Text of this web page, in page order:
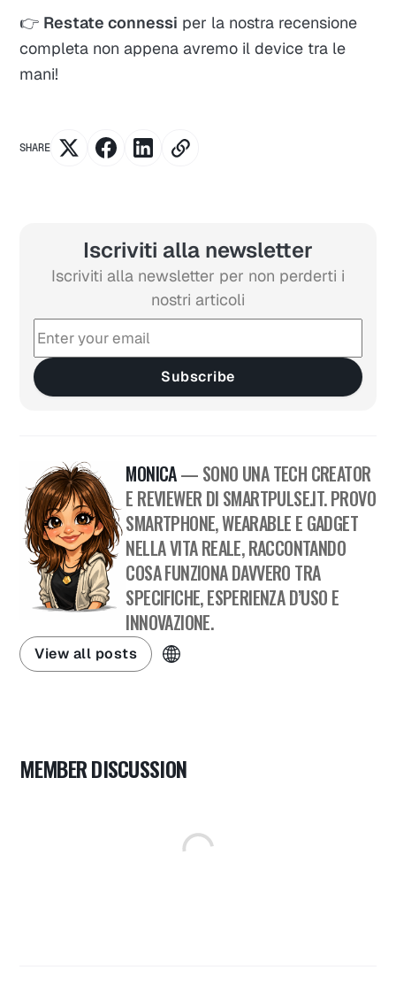
👉 Restate connessi per la nostra recensione
completa non appena avremo il device tra le
mani!
SHARE
Iscriviti alla newsletter
Iscriviti alla newsletter per non perderti i
nostri articoli
Subscribe
MONICA— SONO UNA TECH CREATOR
E REVIEWER DI SMARTPULSE.IT. PROVO
SMARTPHONE, WEARABLE E GADGET
NELLA VITA REALE, RACCONTANDO
COSA FUNZIONA DAVVERO TRA
SPECIFICHE, ESPERIENZA D’USO E
INNOVAZIONE.
View all posts
MEMBER DISCUSSION